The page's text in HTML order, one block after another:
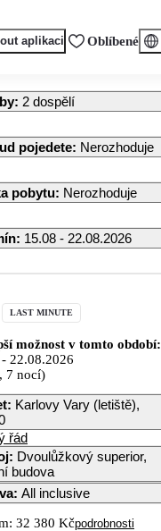
aplikaci Oblíbené
: 2 dospělí
pojedete: Nerozhoduje
pobytu: Nerozhoduje
: 15.08 - 22.08.2026
LAST MINUTE
možnost v tomto období:
- 22.08.2026
7 nocí)
: Karlovy Vary (letiště),
řád
: Dvoulůžkový superior,
budova
: All inclusive
32 380 Kčpodrobnosti